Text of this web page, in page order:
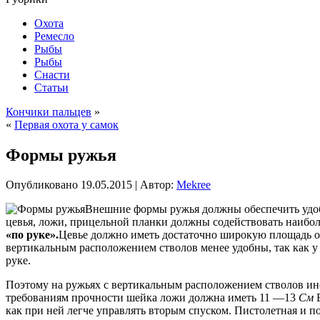
Охота
Ремесло
Рыбы
Рыбы
Снасти
Статьи
Кончики пальцев »
« Первая охота у самок
Формы ружья
Опубликовано 19.05.2015 Автор: Mekree
Внешние формы ружья должны обеспечить
цевья, ложи, прицельной планки должны содействовать
«по руке».Цевье должно иметь достаточно широкую площадь
вертикальным расположением стволов менее удобны, так как
руке.
Поэтому на ружьях с вертикальным расположением стволов
требованиям прочности шейка ложи должна иметь 11 —13 См
как при ней легче управлять вторым спуском. Пистолетная и